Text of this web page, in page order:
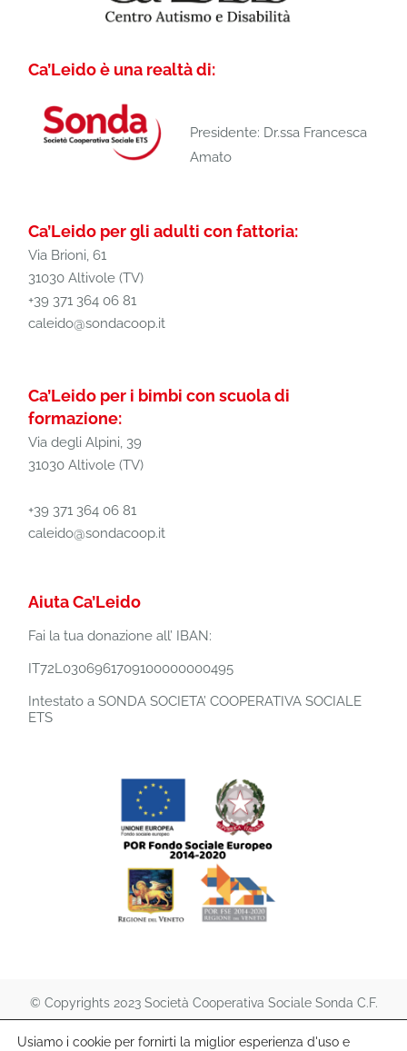
Ca’Leido è una realtà di:
Presidente: Dr.ssa Francesca
Amato
Ca’Leido per gli adulti con fattoria:
Via Brioni, 61
31030 Altivole (TV)
+39 371 364 06 81
caleido@sondacoop.it
Ca’Leido per i bimbi con scuola di
formazione:
Via degli Alpini, 39
31030 Altivole (TV)
+39 371 364 06 81
caleido@sondacoop.it
Aiuta Ca’Leido
Fai la tua donazione all’ IBAN:
IT72L0306961709100000000495
Intestato a SONDA SOCIETA’ COOPERATIVA SOCIALE
ETS
© Copyrights 2023 Società Cooperativa Sociale Sonda C.F.
Usiamo i cookie per fornirti la miglior esperienza d'uso e